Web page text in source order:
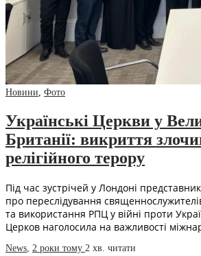
Новини Фото
Українські Церкви у
Британії: викриття
релігійного терору
Під час зустрічей у Лондоні
про переслідування
та використання РПЦ у війні проти
Церков наголосила на важливості
News 2 роки тому 2 хв. читати